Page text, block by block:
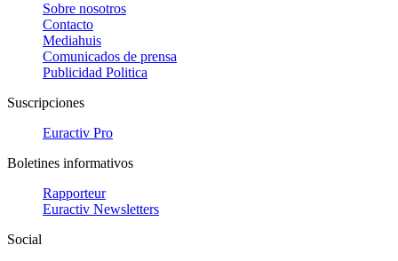
Sobre nosotros
Contacto
Mediahuis
Comunicados de prensa
Publicidad Politica
Suscripciones
Euractiv Pro
Boletines informativos
Rapporteur
Euractiv Newsletters
Social